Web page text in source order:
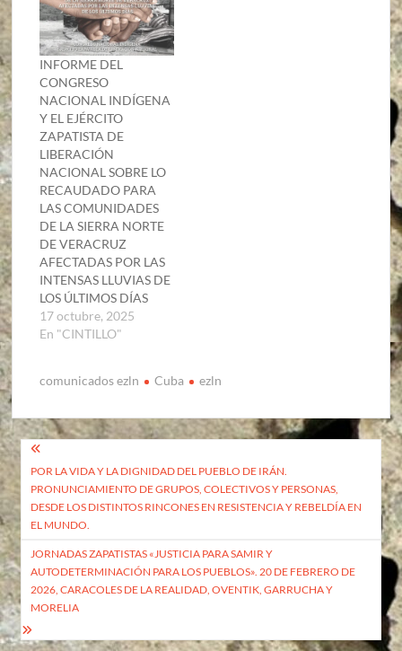
INFORME DEL
CONGRESO
NACIONAL INDÍGENA
Y EL EJÉRCITO
ZAPATISTA DE
LIBERACIÓN
NACIONAL SOBRE LO
RECAUDADO PARA
LAS COMUNIDADES
DE LA SIERRA NORTE
DE VERACRUZ
AFECTADAS POR LAS
INTENSAS LLUVIAS DE
LOS ÚLTIMOS DÍAS
17 octubre, 2025
En "CINTILLO"
comunicados ezln Cuba ezln
Navegación
de
entradas
POR LA VIDA Y LA DIGNIDAD DEL PUEBLO DE IRÁN.
PRONUNCIAMIENTO DE GRUPOS, COLECTIVOS Y PERSONAS,
DESDE LOS DISTINTOS RINCONES EN RESISTENCIA Y REBELDÍA EN
EL MUNDO.
JORNADAS ZAPATISTAS «JUSTICIA PARA SAMIR Y
AUTODETERMINACIÓN PARA LOS PUEBLOS». 20 DE FEBRERO DE
2026, CARACOLES DE LA REALIDAD, OVENTIK, GARRUCHA Y
MORELIA